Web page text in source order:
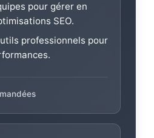
pour gérer en
SEO.
professionnels pour